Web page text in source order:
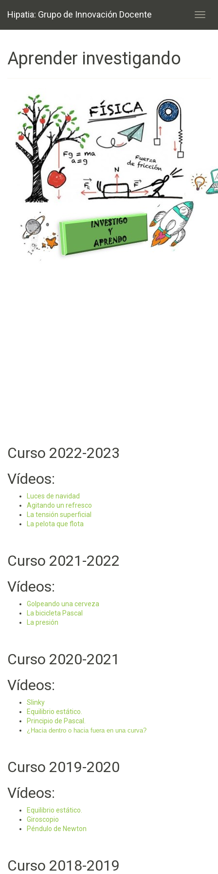
Hipatia: Grupo de Innovación Docente
Aprender investigando
Curso 2022-2023
Vídeos:
Luces de navidad
Agitando un refresco
La tensión superficial
La pelota que flota
Curso 2021-2022
Vídeos:
Golpeando una cerveza
La bicicleta Pascal
La presión
Curso 2020-2021
Vídeos:
Slinky
Equilibrio estático.
Principio de Pascal
¿Hacia dentro o hacia fuera en una curva?
Curso 2019-2020
Vídeos:
Equilibrio estático.
Giroscopio
Péndulo de Newton
Curso 2018-2019